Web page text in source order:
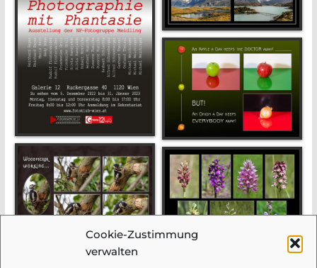
Cookie-Zustimmung
verwalten